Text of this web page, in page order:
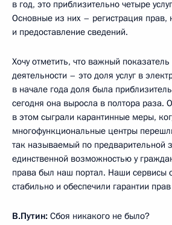
в год, это приблизительно четыре
Основные из них – регистрация прав,
и предоставление сведений.
Хочу отметить, что важный
деятельности – это доля услуг в
в начале года доля была
сегодня она выросла в полтора раза.
в этом сыграли карантинные меры,
многофункциональные центры
так называемый по предварительной
единственной возможностью у
права был наш портал. Наши сервисы
стабильно и обеспечили гарантии
В.Путин: Сбоя никакого не было?